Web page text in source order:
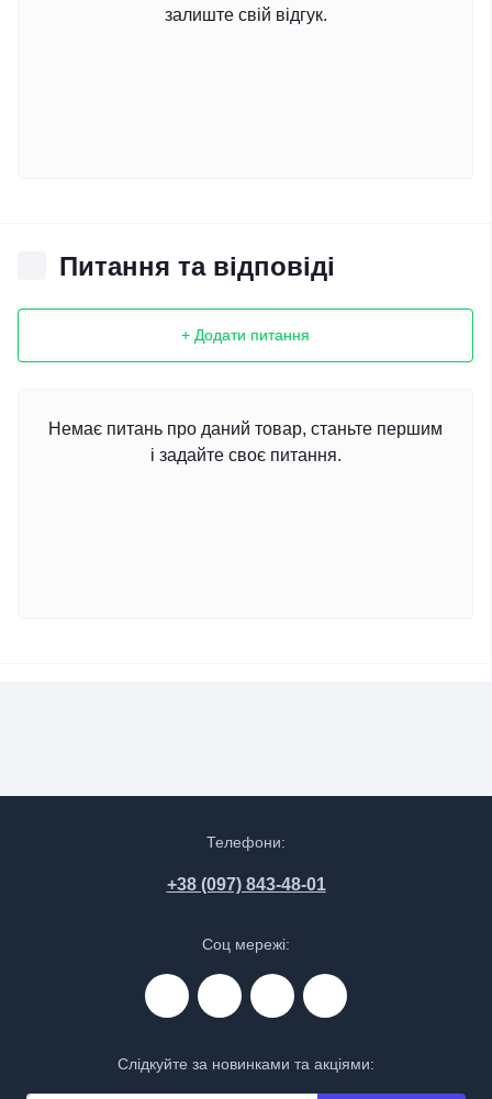
залиште свій відгук.
Питання та відповіді
+ Додати питання
Немає питань про даний товар, станьте першим
і задайте своє питання.
Телефони:
+38 (097) 843-48-01
Соц мережі:
Слідкуйте за новинками та акціями: